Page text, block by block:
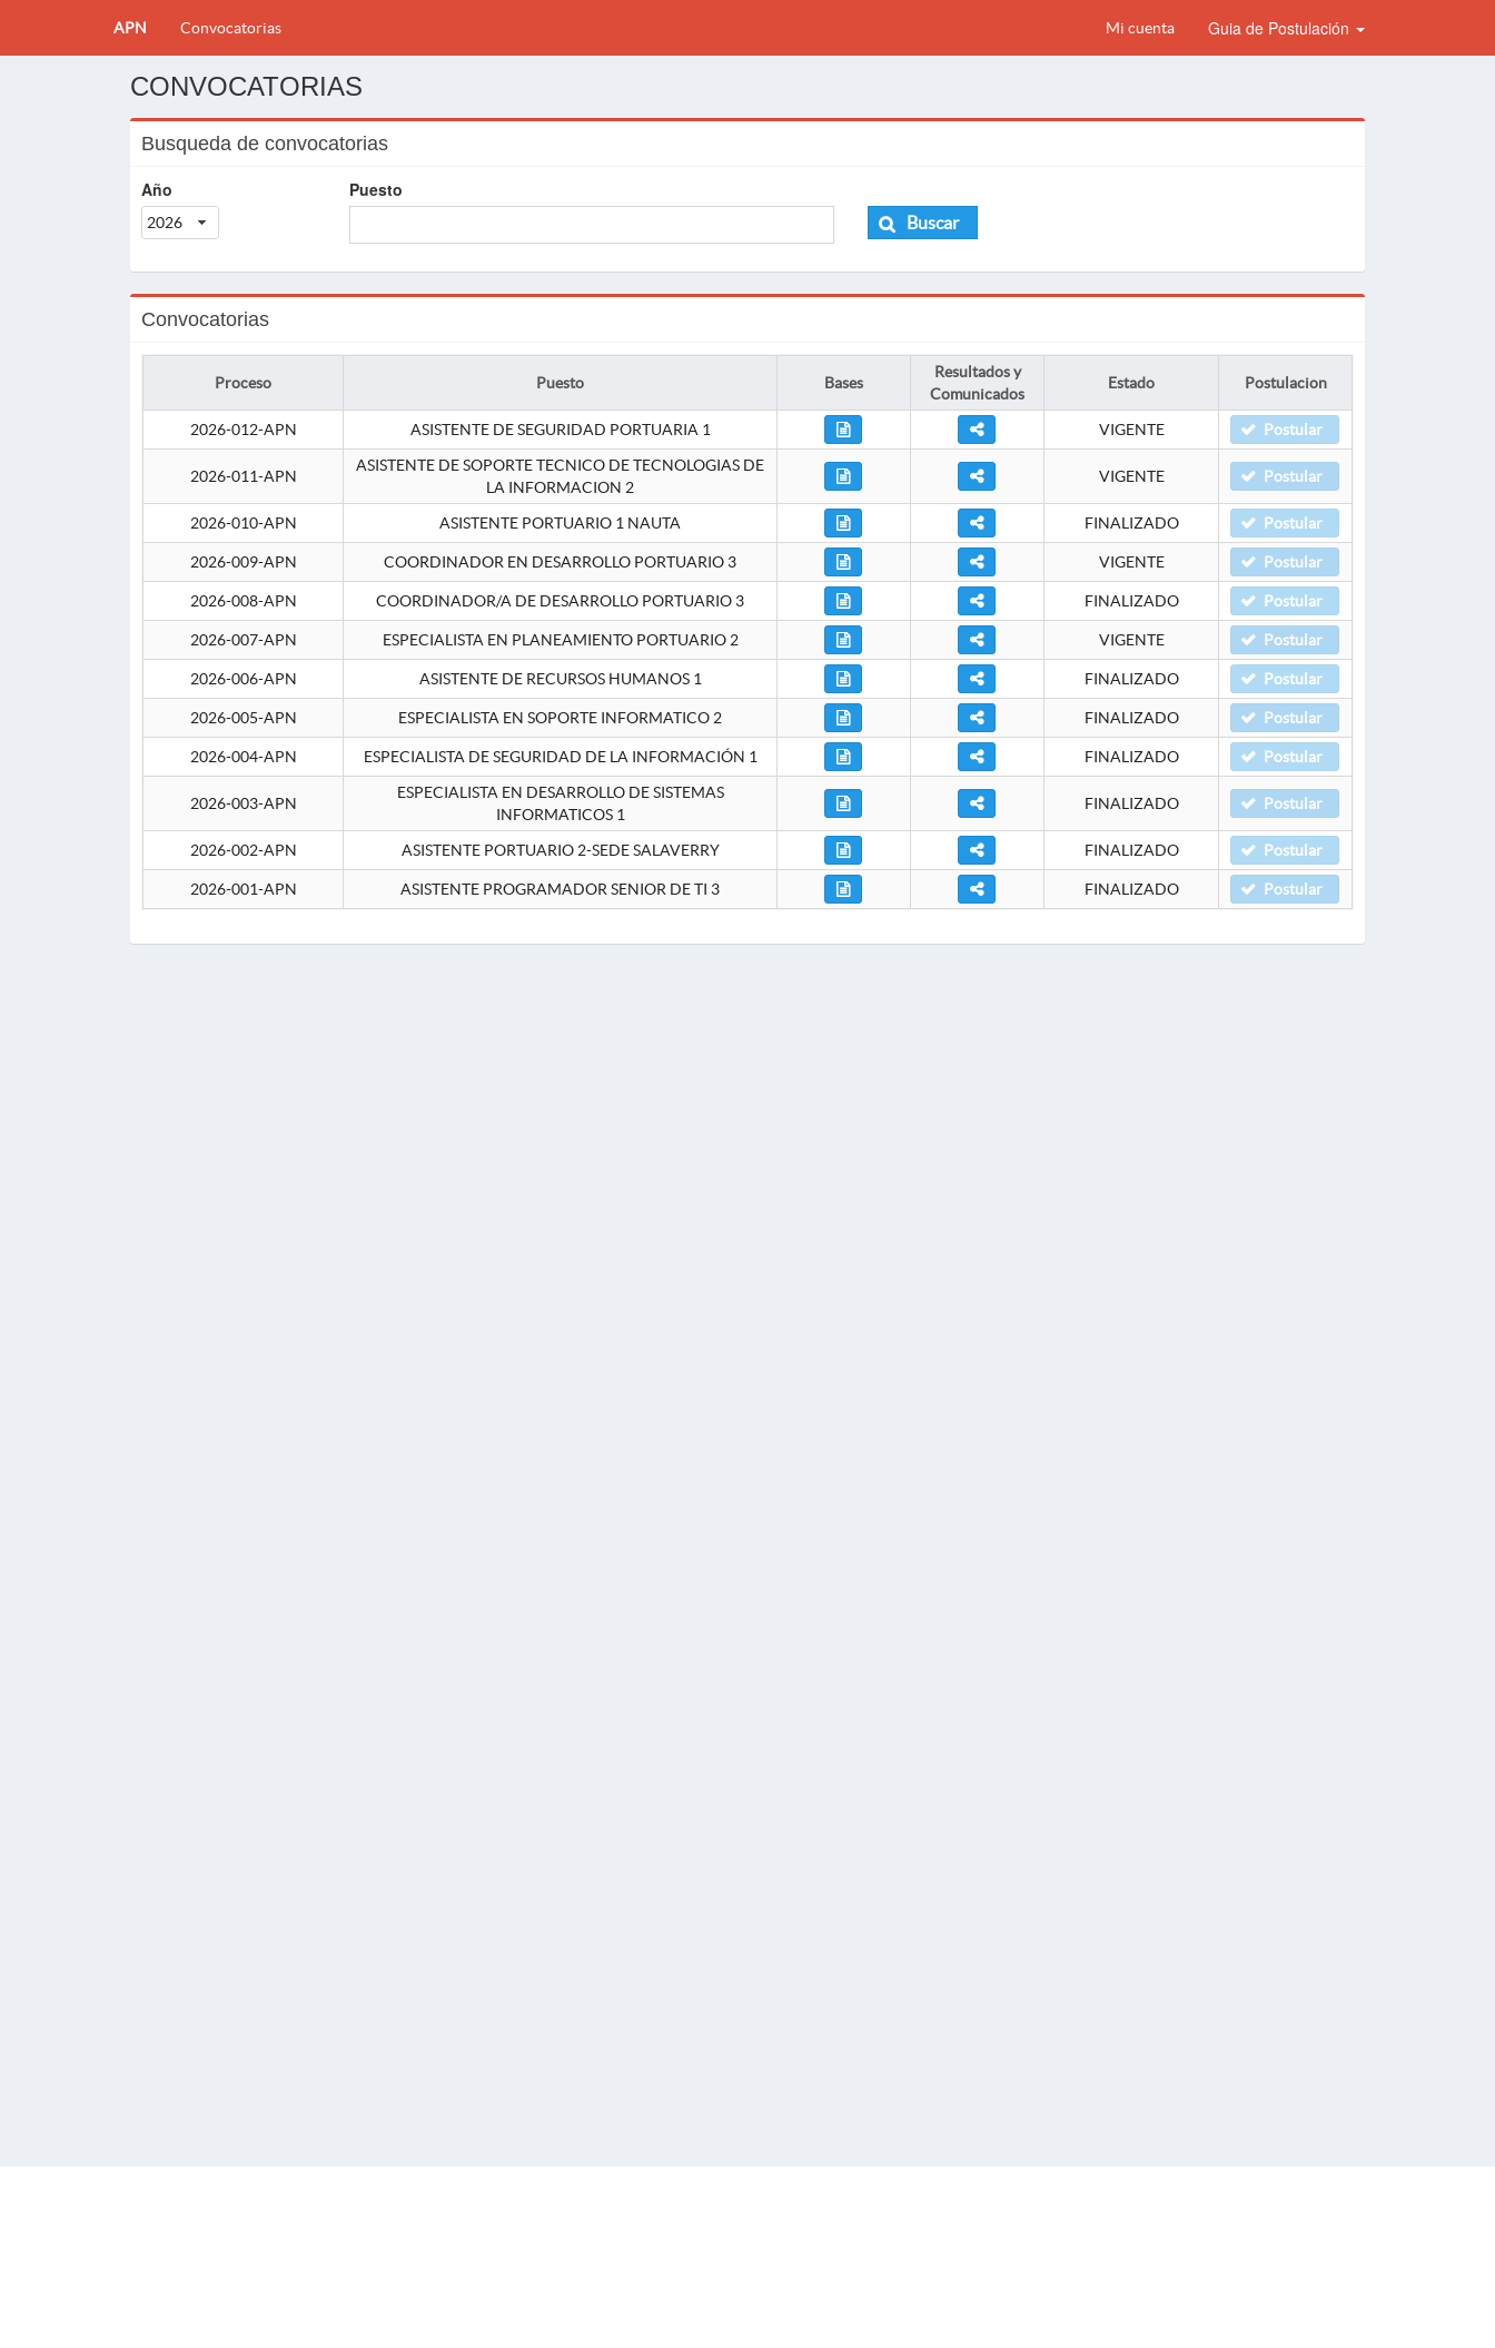
APN Convocatorias Mi cuenta Guia de Postulación
CONVOCATORIAS
Busqueda de convocatorias
Año
2026
Puesto
Buscar
Convocatorias
Proceso Puesto Bases
Resultados y
Comunicados
Estado Postulacion
2026-012-APN ASISTENTE DE SEGURIDAD PORTUARIA 1 VIGENTE Postular
2026-011-APN
ASISTENTE DE SOPORTE TECNICO DE TECNOLOGIAS DE
LA INFORMACION 2
VIGENTE Postular
2026-010-APN ASISTENTE PORTUARIO 1 NAUTA FINALIZADO Postular
2026-009-APN COORDINADOR EN DESARROLLO PORTUARIO 3 VIGENTE Postular
2026-008-APN COORDINADOR/A DE DESARROLLO PORTUARIO 3 FINALIZADO Postular
2026-007-APN ESPECIALISTA EN PLANEAMIENTO PORTUARIO 2 VIGENTE Postular
2026-006-APN ASISTENTE DE RECURSOS HUMANOS 1 FINALIZADO Postular
2026-005-APN ESPECIALISTA EN SOPORTE INFORMATICO 2 FINALIZADO Postular
2026-004-APN ESPECIALISTA DE SEGURIDAD DE LA INFORMACIÓN 1 FINALIZADO Postular
2026-003-APN
ESPECIALISTA EN DESARROLLO DE SISTEMAS
INFORMATICOS 1
FINALIZADO Postular
2026-002-APN ASISTENTE PORTUARIO 2-SEDE SALAVERRY FINALIZADO Postular
2026-001-APN ASISTENTE PROGRAMADOR SENIOR DE TI 3 FINALIZADO Postular